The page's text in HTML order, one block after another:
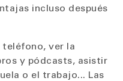
incluso después
teléfono, ver la
y pódcasts, asistir
o el trabajo... Las